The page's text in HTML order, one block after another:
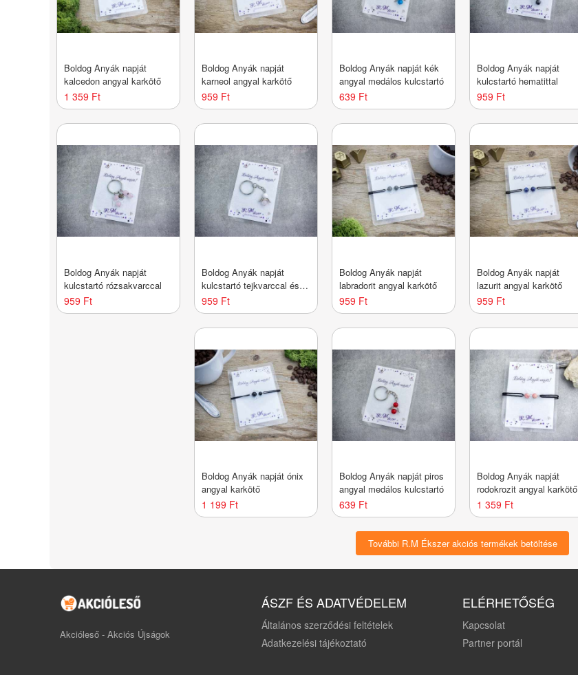
Boldog Anyák napját
kalcedon angyal karkötő
1 359 Ft
Boldog Anyák napját
karneol angyal karkötő
959 Ft
Boldog Anyák napját kék
angyal medálos kulcstartó
639 Ft
Boldog Anyák napját
kulcstartó hematittal
959 Ft
Boldog Anyák napját
kulcstartó rózsakvarccal
959 Ft
Boldog Anyák napját
kulcstartó tejkvarccal és
rózsakvarccal
959 Ft
Boldog Anyák napját
labradorit angyal karkötő
959 Ft
Boldog Anyák napját
lazurit angyal karkötő
959 Ft
Boldog Anyák napját ónix
angyal karkötő
1 199 Ft
Boldog Anyák napját piros
angyal medálos kulcstartó
639 Ft
Boldog Anyák napját
rodokrozit angyal karkötő
1 359 Ft
További R.M Ékszer akciós termékek betöltése
Akcióleső - Akciós Újságok
ÁSZF ÉS ADATVÉDELEM
Általános szerződési feltételek
Adatkezelési tájékoztató
ELÉRHETŐSÉG
Kapcsolat
Partner portál